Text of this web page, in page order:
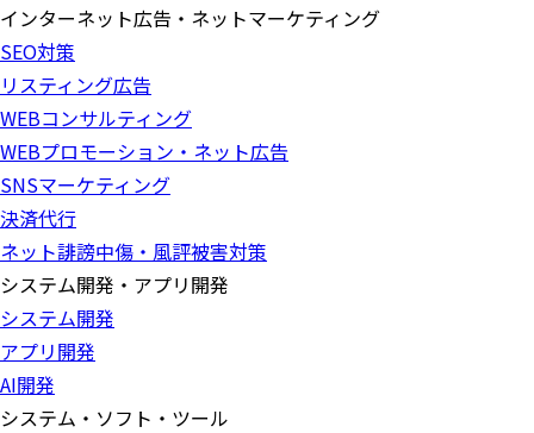
インターネット広告・ネットマーケティング
SEO対策
リスティング広告
WEBコンサルティング
WEBプロモーション・ネット広告
SNSマーケティング
決済代行
ネット誹謗中傷・風評被害対策
システム開発・アプリ開発
システム開発
アプリ開発
AI開発
システム・ソフト・ツール